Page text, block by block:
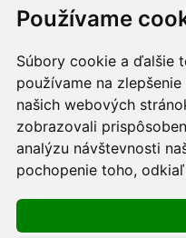
Používame
Súbory cookie a ďalšie
používame na
našich webových
zobrazovali
analýzu návštevnosti
pochopenie toho,
Používame
Skopírovaním textu
stránky tohto webu a
porušíte práva MUDr.
aj práva ďalších osôb